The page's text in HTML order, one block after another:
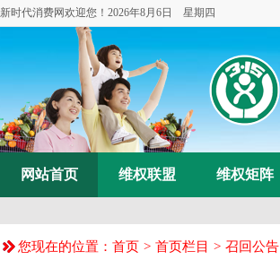
新时代消费网欢迎您！ 2026年8月6日 星期四
网站首页 维权联盟 维权矩阵
您现在的位置： 首页 > 首页栏目 > 召回公告